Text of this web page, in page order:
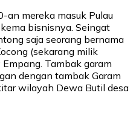
an mereka masuk Pulau
bisnisnya. Seingat
saja seorang bernama
(sekarang milik
Tambak garam
dengan tambak Garam
wilayah Dewa Butil desa